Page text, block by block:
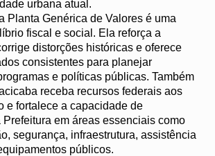
urbana atual.
Planta Genérica de Valores é uma
fiscal e social. Ela reforça a
distorções históricas e oferece
consistentes para planejar
e políticas públicas. Também
receba recursos federais aos
e fortalece a capacidade de
Prefeitura em áreas essenciais como
segurança, infraestrutura, assistência
públicos.